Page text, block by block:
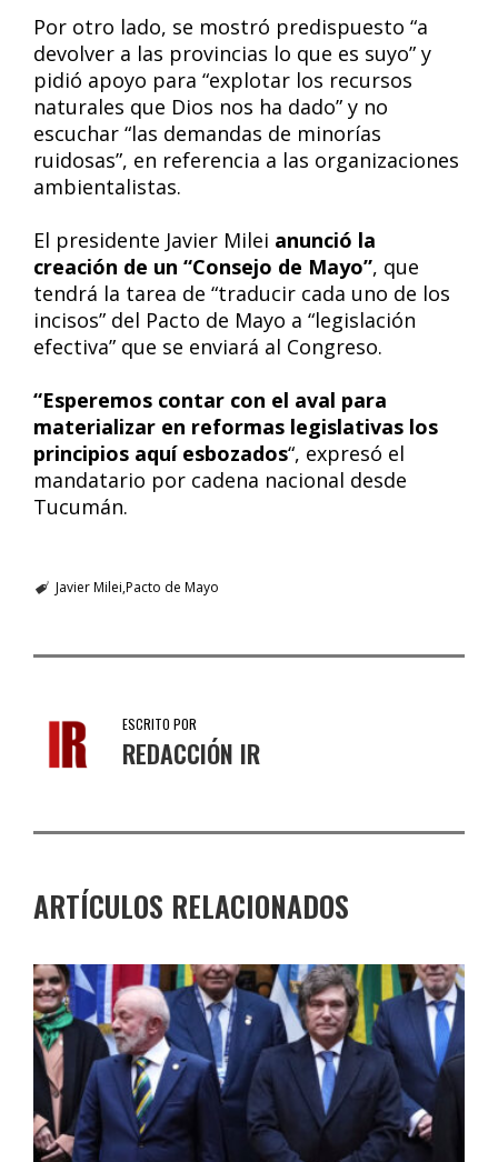
Por otro lado, se mostró predispuesto “a
devolver a las provincias lo que es suyo” y
pidió apoyo para “explotar los recursos
naturales que Dios nos ha dado” y no
escuchar “las demandas de minorías
ruidosas”, en referencia a las organizaciones
ambientalistas.
El presidente Javier Milei anunció la
creación de un “Consejo de Mayo”, que
tendrá la tarea de “traducir cada uno de los
incisos” del Pacto de Mayo a “legislación
efectiva” que se enviará al Congreso.
“Esperemos contar con el aval para
materializar en reformas legislativas los
principios aquí esbozados“, expresó el
mandatario por cadena nacional desde
Tucumán.
Javier Milei Pacto de Mayo
ESCRITO POR
REDACCIÓN IR
ARTÍCULOS RELACIONADOS